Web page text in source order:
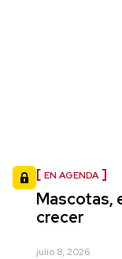
EN AGENDA
Mascotas,
crecer
julio 8, 2026